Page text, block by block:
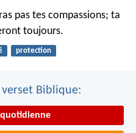
pas tes compassions; ta
toujours.
protection
Biblique: